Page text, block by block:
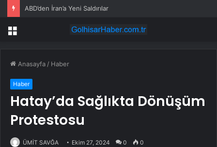
ABD’den İran’a Yeni Saldırılar
Menü
Anasayfa / Haber
Haber
Hatay’da Sağlıkta Dönüşüm
Protestosu
ÜMİT SAVĞA Ekim 27, 2024 0 0